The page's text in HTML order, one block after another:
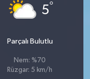
5°
Parçalı Bulutlu
Nem: %70
Rüzgar: 5 km/h